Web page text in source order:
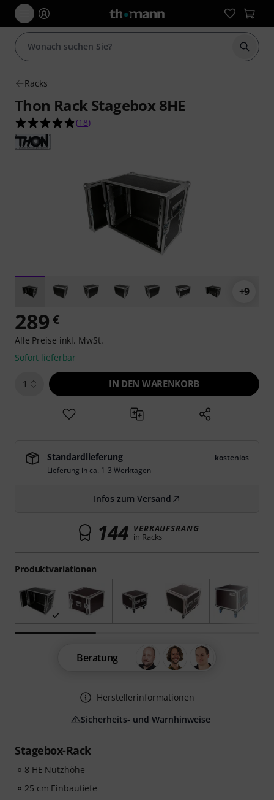
Suche
Racks
Thon Rack Stagebox 8HE
4.8 von 5 Sternen aus 18 Kundenbewertungen
(18)
+9
Stagebox-Rack
8 HE Nutzhöhe
25 cm Einbautiefe
Produktvariationen
289 €
Alle Preise inkl. MwSt.
Sofort lieferbar
1 IN DEN WARENKORB
Standardlieferung
kostenlos
Lieferung in ca. 1-3 Werktagen
Infos zum Versand
144 VERKAUFSRANG
in Racks
Beratung
Herstellerinformationen
Sicherheits- und Warnhinweise